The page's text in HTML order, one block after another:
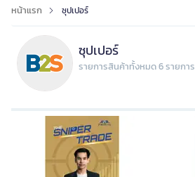
หน้าแรก ซุปเปอร์
ซุปเปอร์
รายการสินค้าทั้งหมด 6 รายการ